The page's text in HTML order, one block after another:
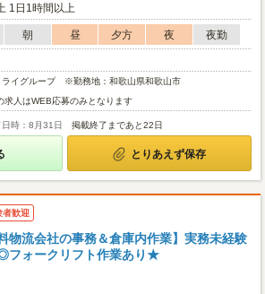
1日1時間以上
朝 昼 夕方 夜
夜勤
ライグループ ※勤務地：和歌山県和歌山市
人はWEB応募のみとなります
時：8月31日 掲載終了まであと22日
とりあえず保存
者歓迎
料物流会社の事務＆倉庫内作業】実務未経験
フォークリフト作業あり★